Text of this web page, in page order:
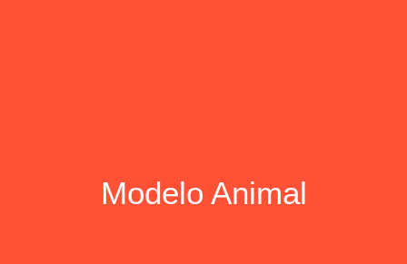
Modelo Animal